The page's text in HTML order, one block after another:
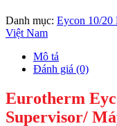
Danh mục: Eycon 10/20
Việt Nam
Mô tả
Đánh giá (0)
Eurotherm
Supervisor/